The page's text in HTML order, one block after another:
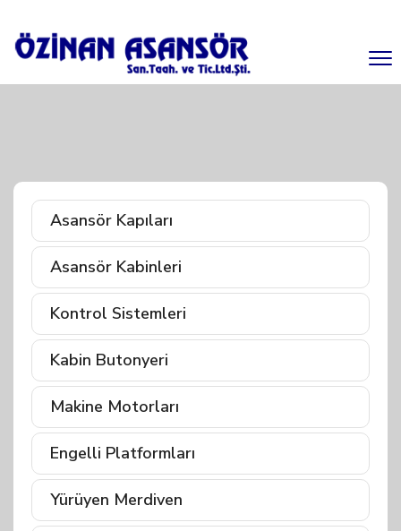
Asansör Kapıları
Asansör Kabinleri
Kontrol Sistemleri
Kabin Butonyeri
Makine Motorları
Engelli Platformları
Yürüyen Merdiven